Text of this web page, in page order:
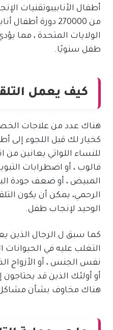
أطفال الأنابيبوتقنيات
من 270000 دورة
طفل سنويًا.
كيف يعمل
هناك عدد من علاجات
كخيار لك قبل اللجوء إلى
للنساء اللواتي يعانين
فالوب ، أو اضطرابات
المبيض ، أو ضعف جودة
الرحمي، يمكن أن يكون
الوحيد لإنجاب طفل.
كما سبق ل الرجال الذين
التغلب عليه في الحيوانات
نفس الجنس ، أو الأزواج
أو أولئك الذين قد
هناك مخاوف بشأن مشاكل